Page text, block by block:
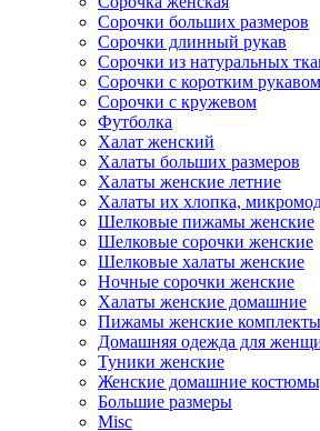
Сорочки больших размеров
Сорочки длинный рукав
Сорочки из натуральных
Сорочки с коротким рукавом
Сорочки с кружевом
Футболка
Халат женский
Халаты больших размеров
Халаты женские летние
Халаты их хлопка,
Шелковые пижамы женские
Шелковые сорочки женские
Шелковые халаты женские
Ночные сорочки женские
Халаты женские домашние
Пижамы женские комплекты
Домашняя одежда для
Туники женские
Женские домашние
Большие размеры
Misc